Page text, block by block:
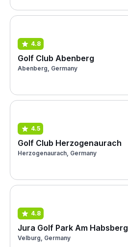
4.8
Golf Club Abenberg
Abenberg, Germany
4.5
Golf Club Herzogenaurach
Herzogenaurach, Germany
4.8
Jura Golf Park Am Habsberg
Velburg, Germany